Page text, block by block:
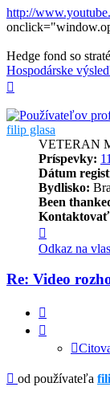
http://
Hedge fond so
Hospodárske
filip glasa
VETERAN
Príspevky:
Dátum
Bydlisko:
Been
informácie
používateľa
-
filip
Odkaz na
Re: Video
Príspevok
od používateľa